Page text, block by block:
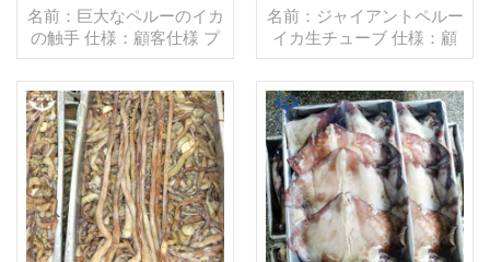
名前：巨大なペルーのイカ
の触手 仕様：顧客仕様 プ
ロセス：カット グレージ
ング：BQF 40％（カスタ
マイズ可能） 包装：1kg/
バッグ,10kg /織りバッグ
（カスタマイズ可能） 販
売モデル：卸売/輸出 min .
注文：20フィートコンテ
ナ/40フィートコンテナ 支
払い：TT/С確認された取
消不能のLCを一目で 発
続きを読む
ーブ
名前：ジャイアントペルー
イカ生チューブ 仕様：顧
客仕様 プロセス：カット
グレージング：BQF 40％
（カスタマイズ可能） 包
装：1kg/バッグ,10kg /織
りバッグ（カスタマイズ可
能） 販売モデル：卸売/輸
出 min .注文：20フィート
コンテナ/40フィートコン
テナ 支払い：TT/С確認さ
れた取消不能のLCを一目
続きを読む